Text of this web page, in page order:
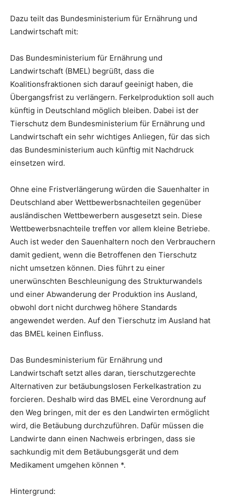
Dazu teilt das Bundesministerium für Ernährung und
Landwirtschaft mit:
Das Bundesministerium für Ernährung und
Landwirtschaft (BMEL) begrüßt, dass die
Koalitionsfraktionen sich darauf geeinigt haben, die
Übergangsfrist zu verlängern. Ferkelproduktion soll auch
künftig in Deutschland möglich bleiben. Dabei ist der
Tierschutz dem Bundesministerium für Ernährung und
Landwirtschaft ein sehr wichtiges Anliegen, für das sich
das Bundesministerium auch künftig mit Nachdruck
einsetzen wird.
Ohne eine Fristverlängerung würden die Sauenhalter in
Deutschland aber Wettbewerbsnachteilen gegenüber
ausländischen Wettbewerbern ausgesetzt sein. Diese
Wettbewerbsnachteile treffen vor allem kleine Betriebe.
Auch ist weder den Sauenhaltern noch den Verbrauchern
damit gedient, wenn die Betroffenen den Tierschutz
nicht umsetzen können. Dies führt zu einer
unerwünschten Beschleunigung des Strukturwandels
und einer Abwanderung der Produktion ins Ausland,
obwohl dort nicht durchweg höhere Standards
angewendet werden. Auf den Tierschutz im Ausland hat
das BMEL keinen Einfluss.
Das Bundesministerium für Ernährung und
Landwirtschaft setzt alles daran, tierschutzgerechte
Alternativen zur betäubungslosen Ferkelkastration zu
forcieren. Deshalb wird das BMEL eine Verordnung auf
den Weg bringen, mit der es den Landwirten ermöglicht
wird, die Betäubung durchzuführen. Dafür müssen die
Landwirte dann einen Nachweis erbringen, dass sie
sachkundig mit dem Betäubungsgerät und dem
Medikament umgehen können *.
Hintergrund: